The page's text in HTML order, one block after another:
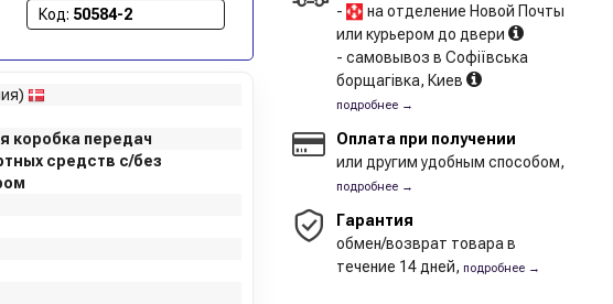
Код: 50584-2
коробка передач
средств с/без
-
на отделение Новой Почты
или курьером до двери
- самовывоз в Софіївська
борщагівка, Киев
подробнее →
Оплата при получении
или другим удобным способом,
подробнее →
Гарантия
обмен/возврат товара в
течение 14 дней, подробнее →